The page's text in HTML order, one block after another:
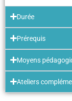
Durée
Prérequis
Moyens
Ateliers